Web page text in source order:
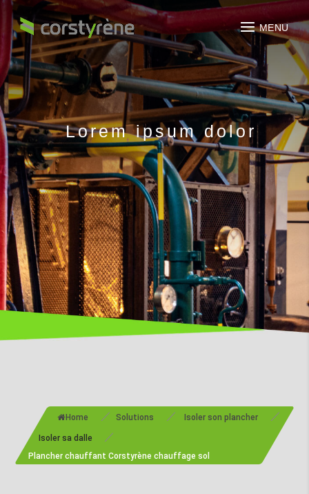
Lorem ipsum dolor
Home / Solutions / Isoler son plancher /
Isoler sa dalle /
Plancher chauffant Corstyrène chauffage sol